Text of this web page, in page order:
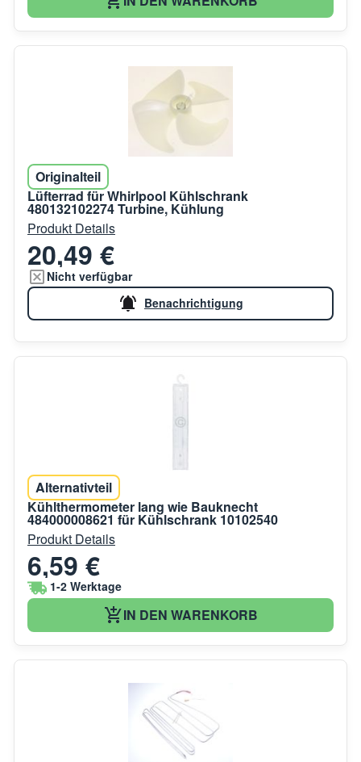
Originalteil
Lüfterrad für Whirlpool Kühlschrank
480132102274 Turbine, Kühlung
Produkt Details
20,49 €
Nicht verfügbar
Benachrichtigung
Alternativteil
Kühlthermometer lang wie Bauknecht
484000008621 für Kühlschrank 10102540
Produkt Details
6,59 €
1-2 Werktage
IN DEN WARENKORB